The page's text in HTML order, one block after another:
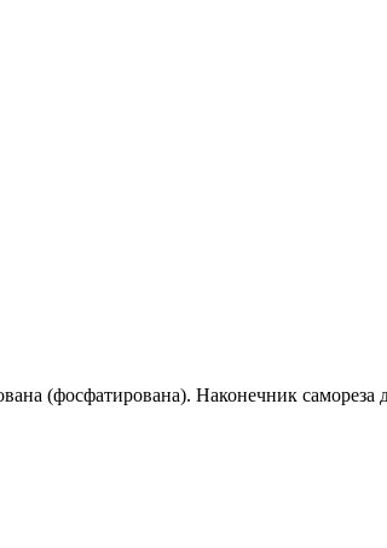
(фосфатирована). Наконечник самореза